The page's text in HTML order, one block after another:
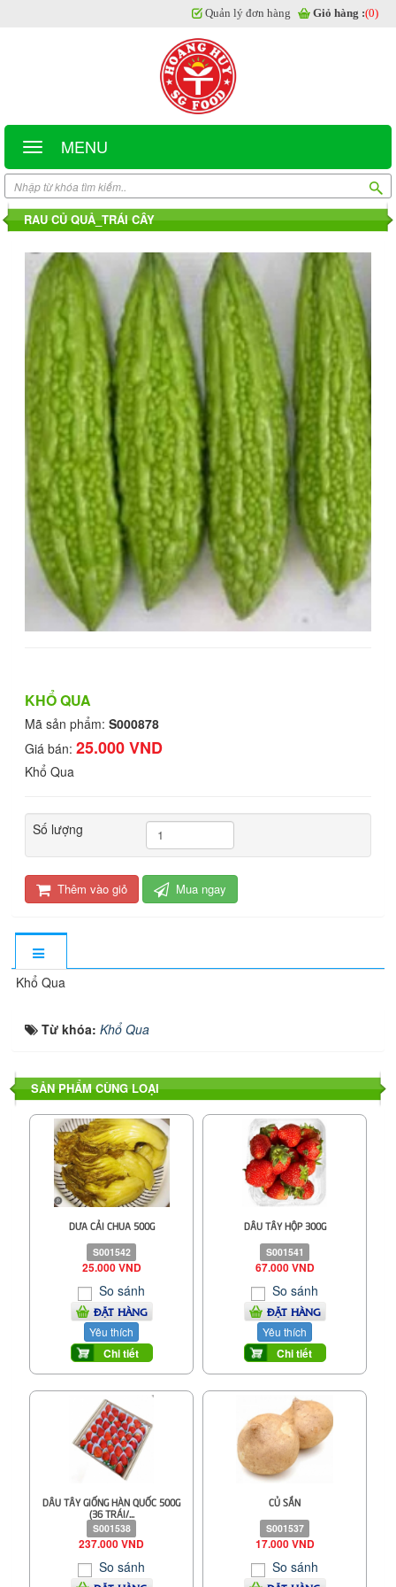
MENU
Quản lý đơn hàng Giỏ hàng :(0)
RAU CỦ QUẢ_TRÁI CÂY
KHỔ QUA
Mã sản phẩm: S000878
Giá bán: 25.000 VND
Khổ Qua
Số lượng
Thêm vào giỏ Mua ngay
Khổ Qua
Từ khóa: Khổ Qua
SẢN PHẨM CÙNG LOẠI
DƯA CẢI CHUA 500G
S001542
25.000 VND
So sánh
ĐẶT HÀNG
Yêu thích
Chi tiết
DÂU TÂY HỘP 300G
S001541
67.000 VND
So sánh
ĐẶT HÀNG
Yêu thích
Chi tiết
DÂU TÂY GIỐNG HÀN QUỐC 500G
(36 TRÁI/...
S001538
237.000 VND
So sánh
CỦ SẮN
S001537
17.000 VND
So sánh